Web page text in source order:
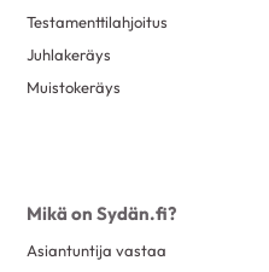
Testamenttilahjoitus
Juhlakeräys
Muistokeräys
Mikä on Sydän.fi?
Asiantuntija vastaa